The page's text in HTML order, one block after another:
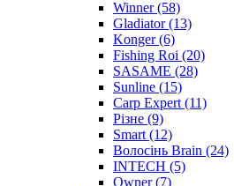
Winner (58)
Gladiator (13)
Konger (6)
Fishing Roi (20)
SASAME (28)
Sunline (15)
Carp Expert (11)
Різне (9)
Smart (12)
Волосінь Brain (24)
INTECH (5)
Owner (7)